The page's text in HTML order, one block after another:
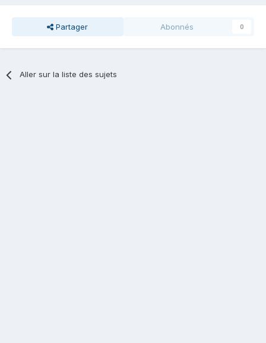
Partager Abonnés 0
Aller sur la liste des sujets